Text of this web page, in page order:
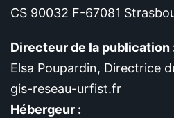
CS 90032 F-67081
Directeur de la publication
Elsa Poupardin, Directrice
gis-reseau-urfist.fr
Hébergeur :